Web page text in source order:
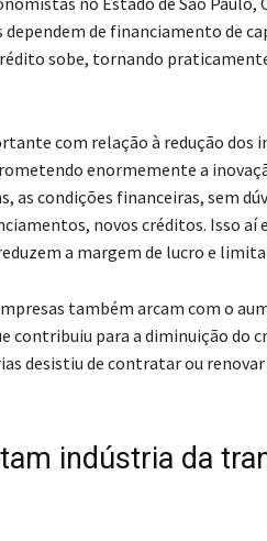
dependem de financiamento de
sobe, tornando
com relação à redução dos
enormemente a
as condições financeiras, sem
novos créditos. Isso aí
a margem de lucro e
também arcam com o
contribuiu para a diminuição do
desistiu de contratar ou
indústria da